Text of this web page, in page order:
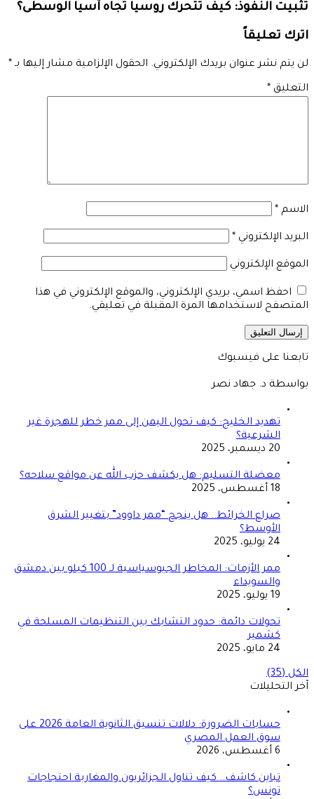
تثبيت النفوذ: كيف تتحرك روسيا تجاه آسيا الوسطى؟
اترك تعليقاً
لن يتم نشر عنوان بريدك الإلكتروني. الحقول الإلزامية مشار إليها بـ *
التعليق *
الاسم *
البريد الإلكتروني *
الموقع الإلكتروني
احفظ اسمي، بريدي الإلكتروني، والموقع الإلكتروني في هذا
المتصفح لاستخدامها المرة المقبلة في تعليقي.
تابعنا على فيسبوك
بواسطة د. جهاد نصر
تهديد الخليج: كيف تحول اليمن إلى ممر خطر للهجرة غير
الشرعية؟
20 ديسمبر، 2025
معضلة التسليم: هل يكشف حزب الله عن مواقع سلاحه؟
18 أغسطس، 2025
صراع الخرائط.. هل ينجح “ممر داوود” بتغيير الشرق
الأوسط؟
24 يوليو، 2025
ممر الأزمات: المخاطر الجيوسياسية لـ 100 كيلو بين دمشق
والسويداء
19 يوليو، 2025
تحولات دائمة: حدود التشابك بين التنظيمات المسلحة في
كشمير
24 مايو، 2025
الكل (35)
آخر التحليلات
حسابات الضرورة: دلالات تنسيق الثانوية العامة 2026 على
سوق العمل المصري
6 أغسطس، 2026
تباين كاشف.. كيف تناول الجزائريون والمغاربة احتجاجات
تونس؟